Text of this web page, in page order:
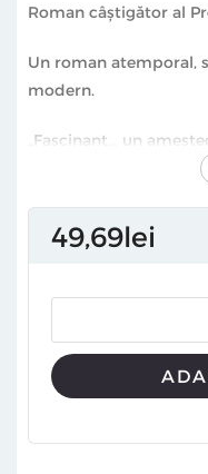
Roman câștigător al
Un roman atemporal,
modern.
„Fascinant… un
se
New York Times
„În 1972, John
artă esențial și un
Ambele au fost
The Economist
49 69lei